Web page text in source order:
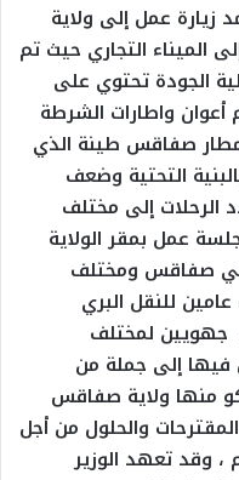
زيارة عمل إلى ولاية
الميناء التجاري حيث تم
الجودة تحتوي على
واطارات الشرطة
مطار صفاقس طينة الذي
التحتية وضعف
الرحلات إلى مختلف
عمل بمقر الولاية
صفاقس ومختلف
للنقل البري
جهويين لمختلف
فيها إلى جملة من
منها ولاية صفاقس
والحلول من أجل
، وقد تعهد الوزير